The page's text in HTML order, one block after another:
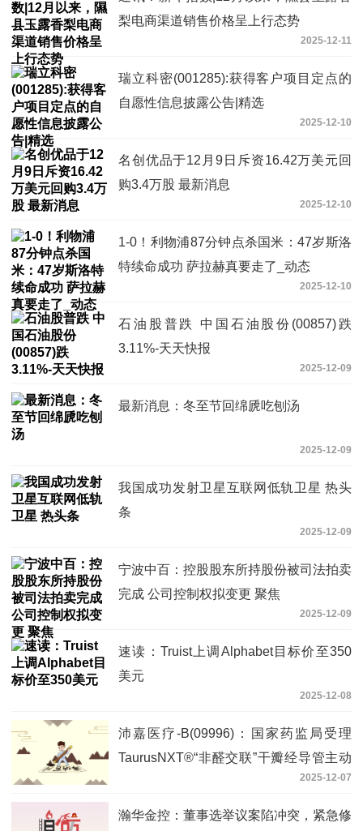
梨电商渠道销售价格呈上行态势
2025-12-11
瑞立科密(001285):获得客户项目定点的
自愿性信息披露公告|精选
2025-12-10
名创优品于12月9日斥资16.42万美元回
购3.4万股 最新消息
2025-12-10
1-0！利物浦87分钟点杀国米：47岁斯洛
特续命成功 萨拉赫真要走了_动态
2025-12-10
石油股普跌 中国石油股份(00857)跌
3.11%-天天快报
2025-12-09
最新消息：冬至节回绵虒吃刨汤
2025-12-09
我国成功发射卫星互联网低轨卫星 热头
条
2025-12-09
宁波中百：控股股东所持股份被司法拍卖
完成 公司控制权拟变更 聚焦
2025-12-09
速读：Truist上调Alphabet目标价至350
美元
2025-12-08
沛嘉医疗-B(09996)：国家药监局受理
TaurusNXT®“非醛交联”干瓣经导管主动
脉瓣置换系统的注册申请 当前资讯2025-12-07
瀚华金控：董事选举议案陷冲突，紧急修